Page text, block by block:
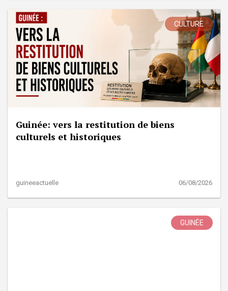
CULTURE
Guinée: vers la restitution de biens
culturels et historiques
guineeactuelle 06/08/2026
GUINÉE